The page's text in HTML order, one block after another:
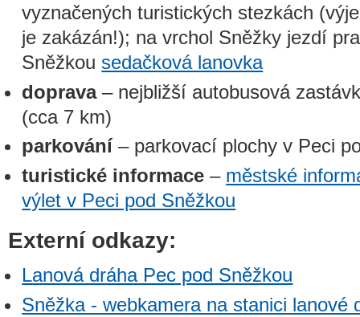
vyznačených turistických stezkách
je zakázán!); na vrchol Sněžky jezdí
Sněžkou sedačková lanovka
doprava– nejbližší autobusová
(cca 7 km)
parkování– parkovací plochy v Peci
turistické informace – městské
výlet v Peci pod Sněžkou
Externí odkazy:
Lanová dráha Pec pod Sněžkou
Sněžka - webkamera na stanici lanové